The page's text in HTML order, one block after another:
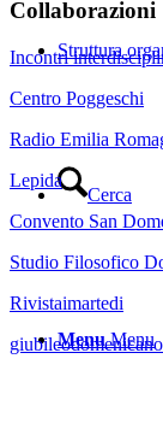
Struttura
Cerca
Menu Menu
Collaborazioni
Incontri
Centro Poggeschi
Radio Emilia
Lepida
Convento San
Studio Filosofico
Rivistaimartedi